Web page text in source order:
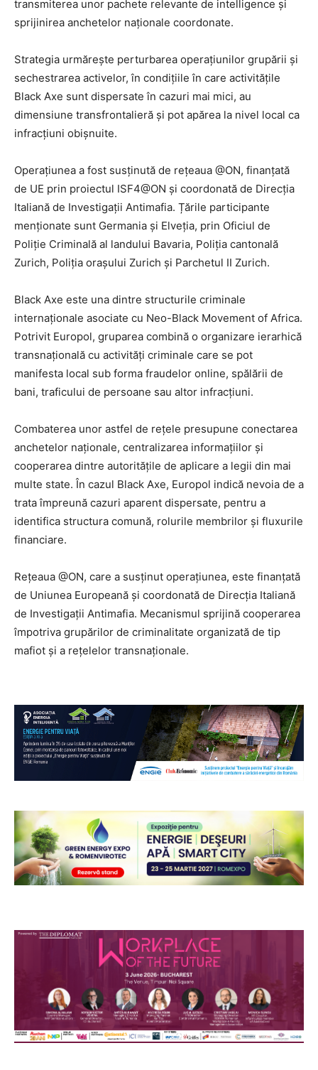
transmiterea unor pachete relevante de intelligence și
sprijinirea anchetelor naționale coordonate.
Strategia urmărește perturbarea operațiunilor grupării și
sechestrarea activelor, în condițiile în care activitățile
Black Axe sunt dispersate în cazuri mai mici, au
dimensiune transfrontalieră și pot apărea la nivel local ca
infracțiuni obișnuite.
Operațiunea a fost susținută de rețeaua @ON, finanțată
de UE prin proiectul ISF4@ON și coordonată de Direcția
Italiană de Investigații Antimafia. Țările participante
menționate sunt Germania și Elveția, prin Oficiul de
Poliție Criminală al landului Bavaria, Poliția cantonală
Zurich, Poliția orașului Zurich și Parchetul II Zurich.
Black Axe este una dintre structurile criminale
internaționale asociate cu Neo-Black Movement of Africa.
Potrivit Europol, gruparea combină o organizare ierarhică
transnațională cu activități criminale care se pot
manifesta local sub forma fraudelor online, spălării de
bani, traficului de persoane sau altor infracțiuni.
Combaterea unor astfel de rețele presupune conectarea
anchetelor naționale, centralizarea informațiilor și
cooperarea dintre autoritățile de aplicare a legii din mai
multe state. În cazul Black Axe, Europol indică nevoia de a
trata împreună cazuri aparent dispersate, pentru a
identifica structura comună, rolurile membrilor și fluxurile
financiare.
Rețeaua @ON, care a susținut operațiunea, este finanțată
de Uniunea Europeană și coordonată de Direcția Italiană
de Investigații Antimafia. Mecanismul sprijină cooperarea
împotriva grupărilor de criminalitate organizată de tip
mafiot și a rețelelor transnaționale.